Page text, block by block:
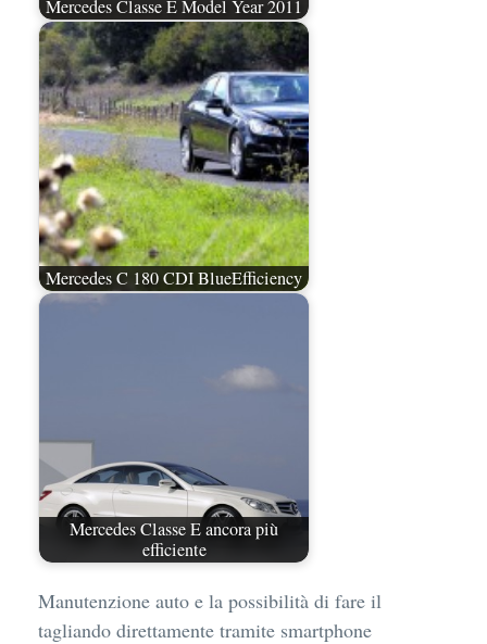
Mercedes Classe E Model Year 2011
Mercedes C 180 CDI BlueEfficiency
Mercedes Classe E ancora più
efficiente
Manutenzione auto e la possibilità di fare il
tagliando direttamente tramite smartphone